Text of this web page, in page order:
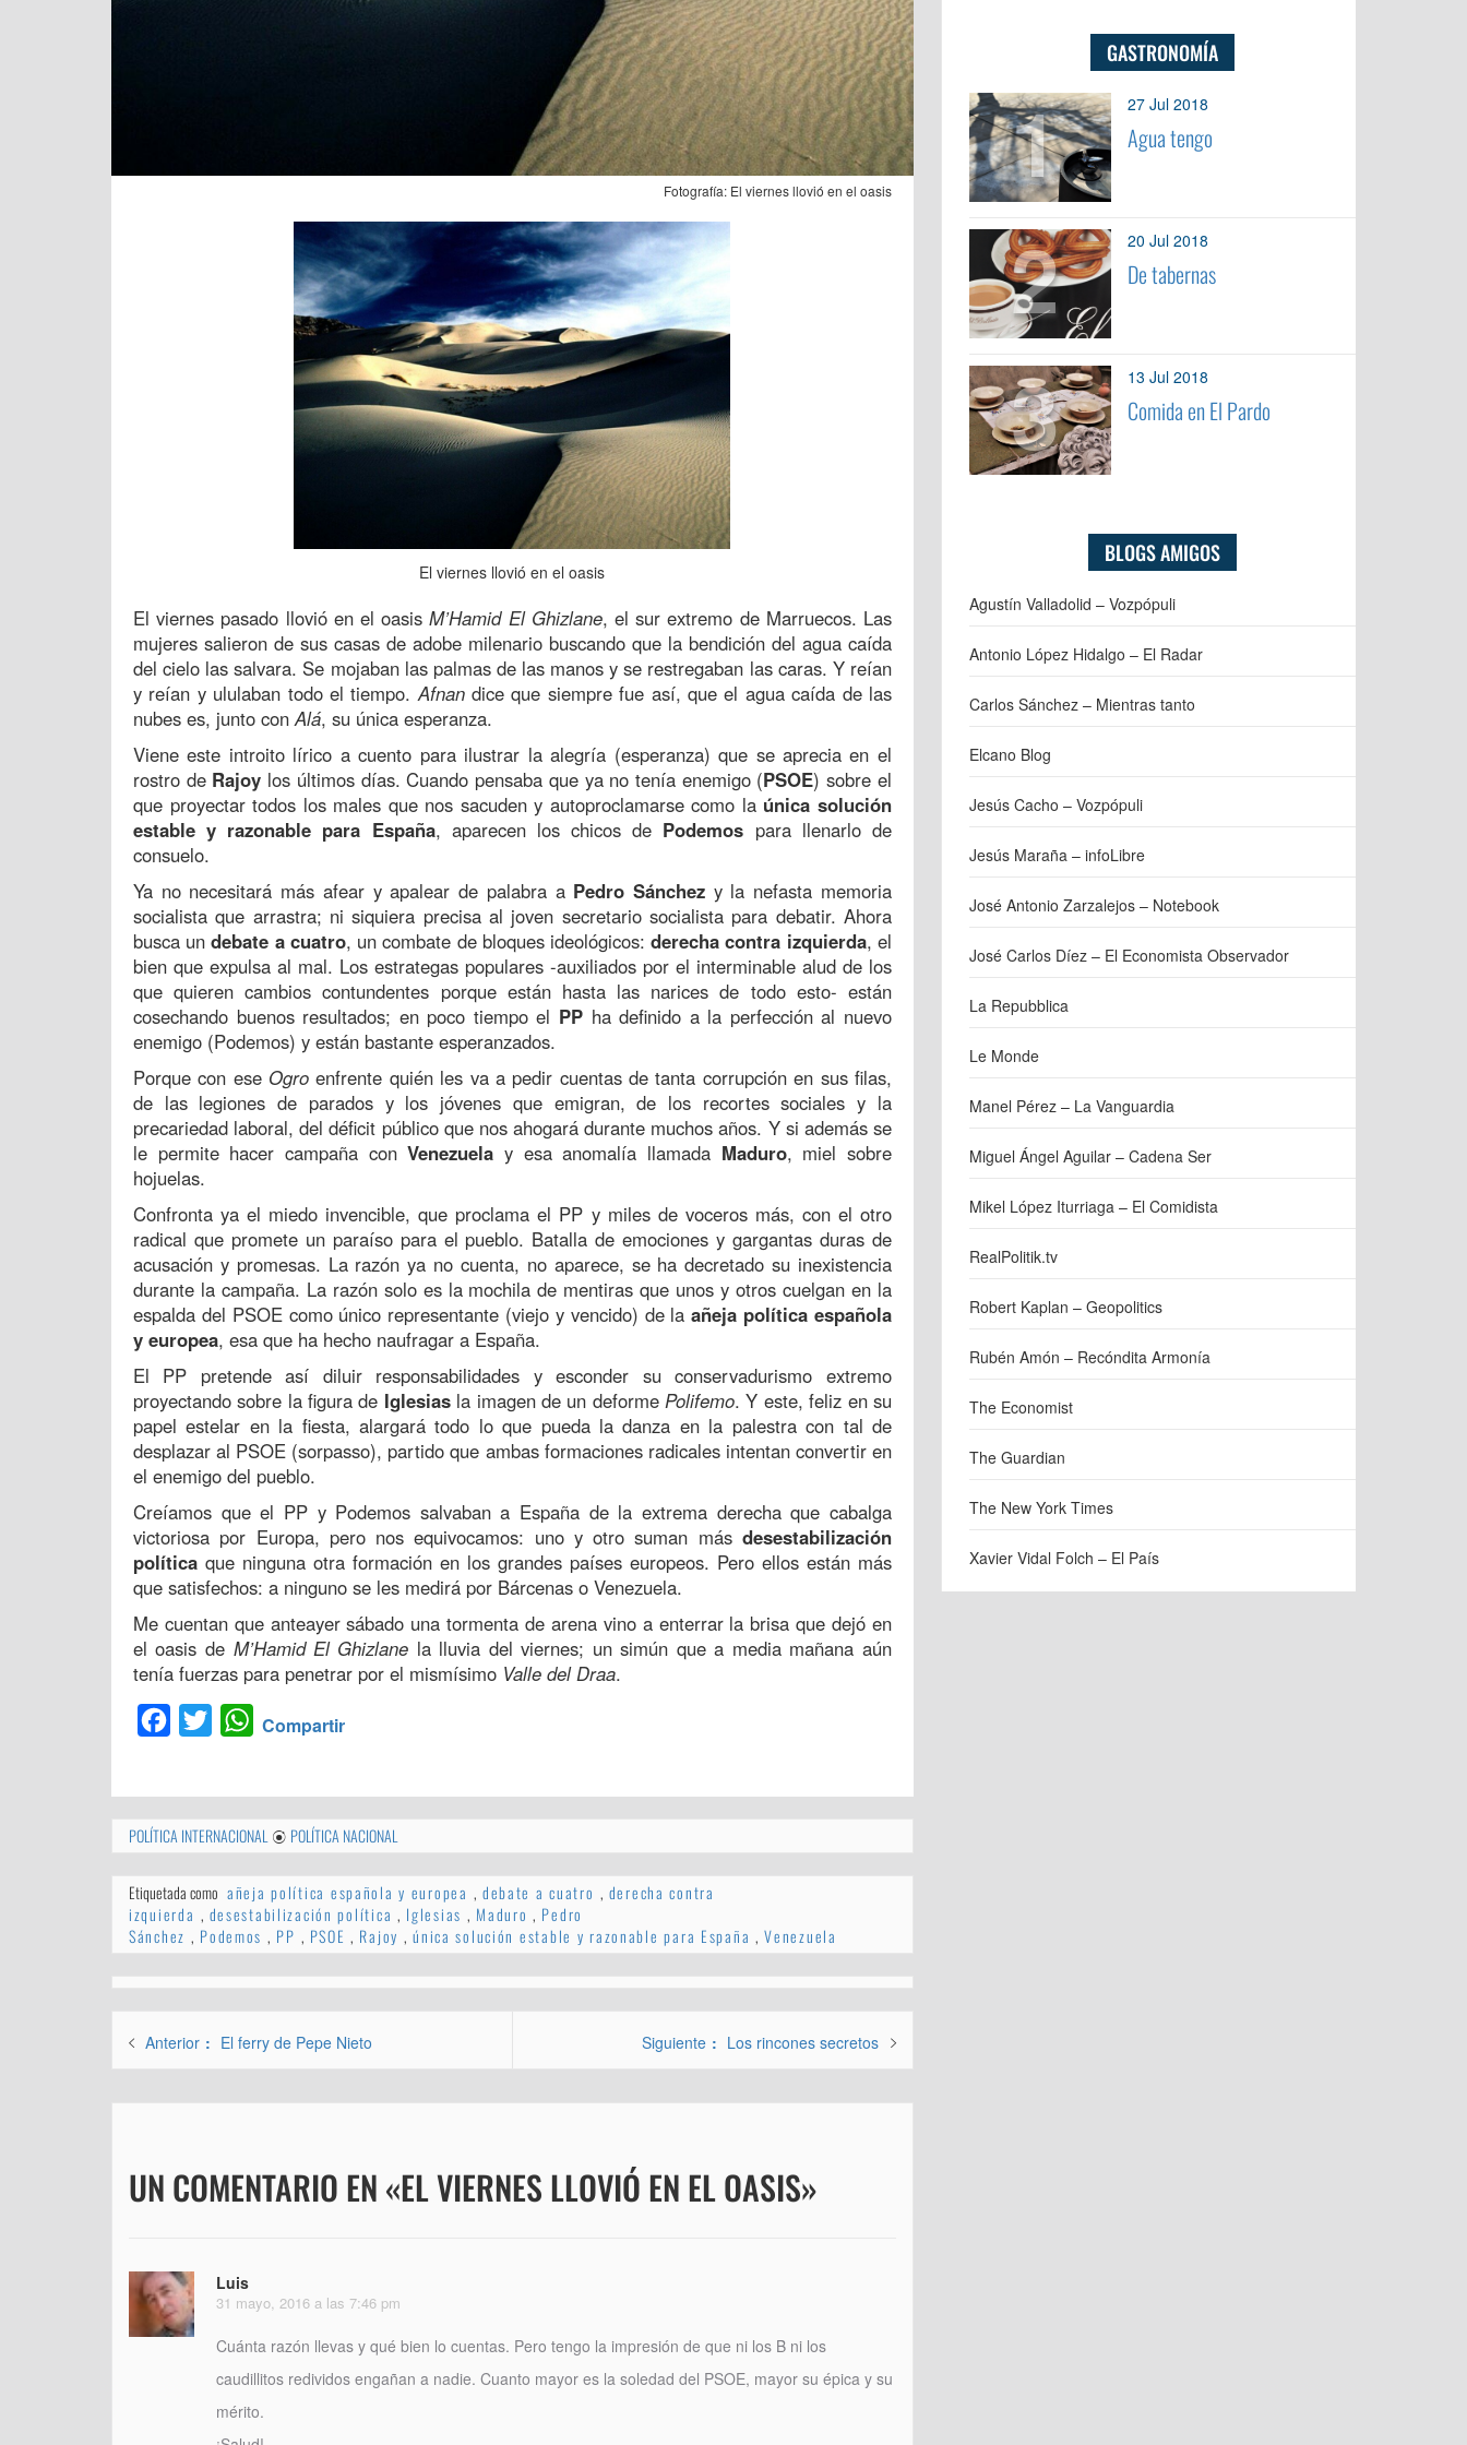
Fotografía: El viernes llovió en el oasis
El viernes llovió en el oasis
El viernes pasado llovió en el oasis M’Hamid El Ghizlane, el sur extremo de Marruecos. Las
mujeres salieron de sus casas de adobe milenario buscando que la bendición del agua caída
del cielo las salvara. Se mojaban las palmas de las manos y se restregaban las caras. Y reían
y reían y ululaban todo el tiempo.Afnandice que siempre fue así, que el agua caída de las
nubes es, junto conAlá, su única esperanza.
Viene este introito lírico a cuento para ilustrar la alegría (esperanza) que se aprecia en el
rostro de Rajoy los últimos días. Cuando pensaba que ya no tenía enemigo (PSOE) sobre el
que proyectar todos los males que nos sacuden y autoproclamarse como la única solución
estable y razonable para España, aparecen los chicos de Podemos para llenarlo de
consuelo.
Ya no necesitará más afear y apalear de palabra aPedro Sánchez y la nefasta memoria
socialista que arrastra; ni siquiera precisa al joven secretario socialista para debatir. Ahora
busca undebate a cuatro, un combate de bloques ideológicos:derecha contra izquierda, el
bien que expulsa al mal. Los estrategas populares -auxiliados por el interminable alud de los
que quieren cambios contundentes porque están hasta las narices de todo esto- están
cosechando buenos resultados; en poco tiempo el PPha definido a la perfección al nuevo
enemigo (Podemos) y están bastante esperanzados.
Porque con ese Ogro enfrente quién les va a pedir cuentas de tanta corrupción en sus filas,
de las legiones de parados y los jóvenes que emigran, de los recortes sociales y la
precariedad laboral, del déficit público que nos ahogará durante muchos años. Y si además se
le permite hacer campaña conVenezuela y esa anomalía llamada Maduro, miel sobre
hojuelas.
Confronta ya el miedo invencible, que proclama el PP y miles de voceros más, con el otro
radical que promete un paraíso para el pueblo. Batalla de emociones y gargantas duras de
acusación y promesas. La razón ya no cuenta, no aparece, se ha decretado su inexistencia
durante la campaña. La razón solo es la mochila de mentiras que unos y otros cuelgan en la
espalda del PSOE como único representante (viejo y vencido) de laañeja política española
y europea, esa que ha hecho naufragar a España.
El PP pretende así diluir responsabilidades y esconder su conservadurismo extremo
proyectando sobre la figura de Iglesiasla imagen de un deformePolifemo. Y este, feliz en su
papel estelar en la fiesta, alargará todo lo que pueda la danza en la palestra con tal de
desplazar al PSOE (sorpasso), partido que ambas formaciones radicales intentan convertir en
el enemigo del pueblo.
Creíamos que el PP y Podemos salvaban a España de la extrema derecha que cabalga
victoriosa por Europa, pero nos equivocamos: uno y otro suman más desestabilización
política que ninguna otra formación en los grandes países europeos. Pero ellos están más
que satisfechos: a ninguno se les medirá por Bárcenas o Venezuela.
Me cuentan que anteayer sábado una tormenta de arena vino a enterrar la brisa que dejó en
el oasis de M’Hamid El Ghizlane la lluvia del viernes; un simún que a media mañana aún
tenía fuerzas para penetrar por el mismísimo Valle del Draa.
Facebook
TwitterWhatsApp
Compartir
POLÍTICA INTERNACIONAL POLÍTICA NACIONAL
Etiquetada como añeja política española y europea , debate a cuatro , derecha contra
izquierda , desestabilización política , Iglesias , Maduro , Pedro
Sánchez , Podemos , PP , PSOE , Rajoy , única solución estable y razonable para España , Venezuela
Navegación
de
entradas
Anterior
Entrada
El ferry de Pepe Nieto Siguiente
Entrada
Los rincones secretos
UN COMENTARIO EN «EL VIERNES LLOVIÓ EN EL OASIS»
Luis
31 mayo, 2016 a las 7:46 pm
Cuánta razón llevas y qué bien lo cuentas. Pero tengo la impresión de que ni los B ni los
caudillitos redividos engañan a nadie. Cuanto mayor es la soledad del PSOE, mayor su épica y su
mérito.
GASTRONOMÍA
1 27 Jul 2018
Agua tengo
2 20 Jul 2018
De tabernas
3 13 Jul 2018
Comida en El Pardo
BLOGS AMIGOS
Agustín Valladolid – Vozpópuli
Antonio López Hidalgo – El Radar
Carlos Sánchez – Mientras tanto
Elcano Blog
Jesús Cacho – Vozpópuli
Jesús Maraña – infoLibre
José Antonio Zarzalejos – Notebook
José Carlos Díez – El Economista Observador
La Repubblica
Le Monde
Manel Pérez – La Vanguardia
Miguel Ángel Aguilar – Cadena Ser
Mikel López Iturriaga – El Comidista
RealPolitik.tv
Robert Kaplan – Geopolitics
Rubén Amón – Recóndita Armonía
The Economist
The Guardian
The New York Times
Xavier Vidal Folch – El País